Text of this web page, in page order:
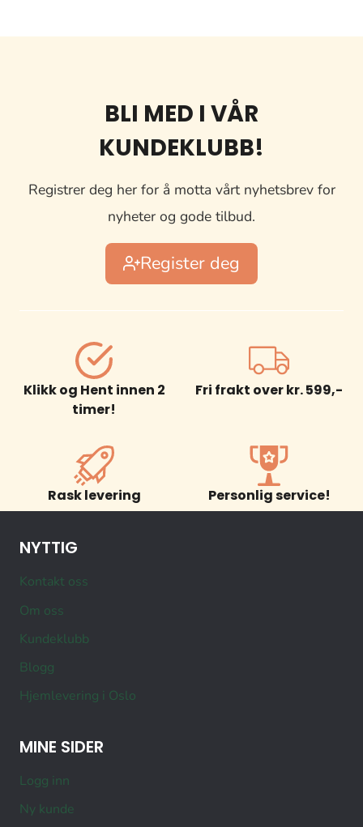
BLI MED I VÅR
KUNDEKLUBB!
Registrer deg her for å motta vårt nyhetsbrev for
nyheter og gode tilbud.
Register deg
Klikk og Hent innen 2
timer!
Fri frakt over kr. 599,-
Rask levering Personlig service!
NYTTIG
Kontakt oss
Om oss
Kundeklubb
Blogg
Hjemlevering i Oslo
MINE SIDER
Logg inn
Ny kunde